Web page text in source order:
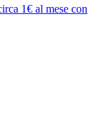
1€ al mese con